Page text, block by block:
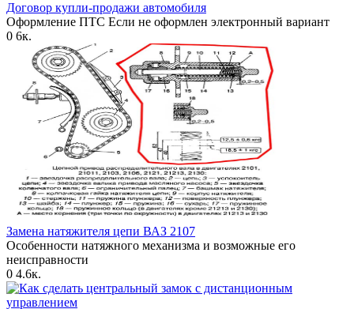
Договор купли-продажи автомобиля
Оформление ПТС Если не оформлен электронный вариант
0 6к.
Замена натяжителя цепи ВАЗ 2107
Особенности натяжного механизма и возможные его
неисправности
0 4.6к.